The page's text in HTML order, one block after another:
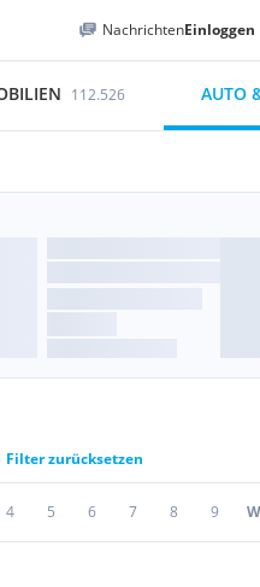
NachrichtenEinloggen
112.526 AUTO
Filter zurücksetzen
4 5 6 7 8 9